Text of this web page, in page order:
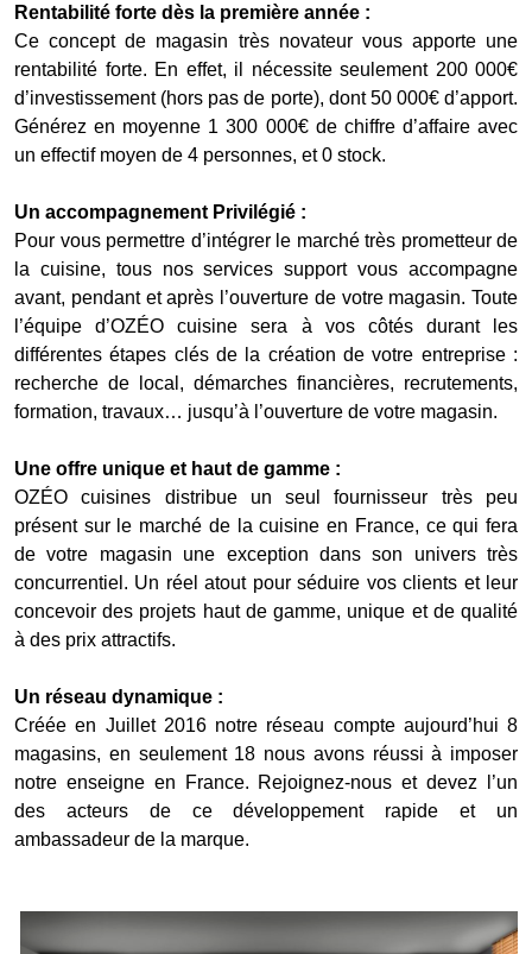
Rentabilité forte dès la première année :
Ce concept de magasin très novateur vous apporte une
rentabilité forte. En effet, il nécessite seulement 200 000€
d’investissement (hors pas de porte), dont 50 000€ d’apport.
Générez en moyenne 1 300 000€ de chiffre d’affaire avec
un effectif moyen de 4 personnes, et 0 stock.
Un accompagnement Privilégié :
Pour vous permettre d’intégrer le marché très prometteur de
la cuisine, tous nos services support vous accompagne
avant, pendant et après l’ouverture de votre magasin. Toute
l’équipe d’OZÉO cuisine sera à vos côtés durant les
différentes étapes clés de la création de votre entreprise :
recherche de local, démarches financières, recrutements,
formation, travaux… jusqu’à l’ouverture de votre magasin.
Une offre unique et haut de gamme :
OZÉO cuisines distribue un seul fournisseur très peu
présent sur le marché de la cuisine en France, ce qui fera
de votre magasin une exception dans son univers très
concurrentiel. Un réel atout pour séduire vos clients et leur
concevoir des projets haut de gamme, unique et de qualité
à des prix attractifs.
Un réseau dynamique :
Créée en Juillet 2016 notre réseau compte aujourd’hui 8
magasins, en seulement 18 nous avons réussi à imposer
notre enseigne en France. Rejoignez-nous et devez l’un
des acteurs de ce développement rapide et un
ambassadeur de la marque.